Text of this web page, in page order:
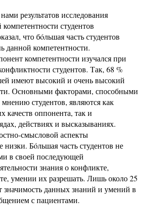
результатов исследования
студентов
что бóльшая часть студентов
данной компетентности.
компетентности изучался при
студентов. Так, 68 %
имеют высокий и очень высокий
Основными факторами, способными
студентов, являются как
качеств оппонента, так и
действиях и высказываниях.
смысловой аспекты
низки. Бóльшая часть студентов не
в своей последующей
знания о конфликте,
умении их разрешать. Лишь около 25
значимость данных знаний и умений в
с пациентами.